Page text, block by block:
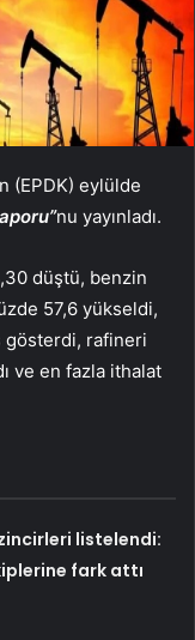
(EPDK) eylülde
nu yayınladı.
düştü, benzin
57,6 yükseldi,
gösterdi, rafineri
ve en fazla ithalat
listelendi:
fark attı